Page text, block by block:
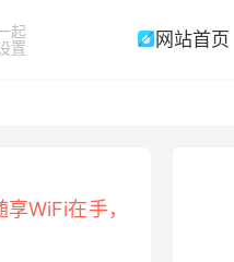
起
置
 网站首页
WiFi在手，